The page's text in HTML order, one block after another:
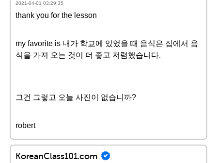
2021-04-01 03:29:35
thank you for the lesson
my favorite is 내가 학교에 있었을 때 음식은 집에서 음
식을 가져 오는 것이 더 좋고 저렴했습니다.
그건 그렇고 오늘 사진이 없습니까?
robert
KoreanClass101.com